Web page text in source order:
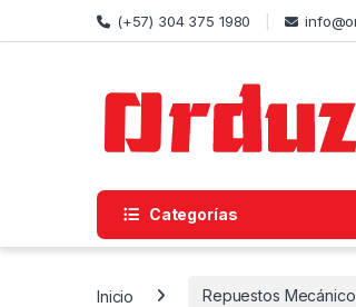
Skip to navigation
Skip to content (+57) 304 375 1980
Categorías
Inicio Repuestos